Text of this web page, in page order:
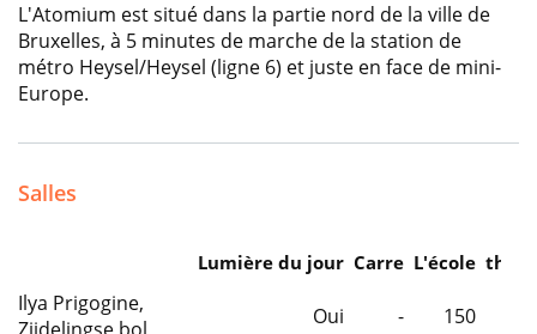
L'Atomium est situé dans la partie nord de la ville de
Bruxelles, à 5 minutes de marche de la station de
métro Heysel/Heysel (ligne 6) et juste en face de mini-
Europe.
Salles
Lumière du jour Carre L'école
Ilya Prigogine,
Oui - 150